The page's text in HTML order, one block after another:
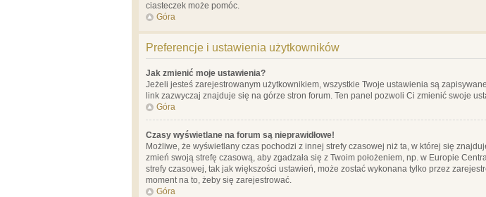
ciasteczek może pomóc.
Góra
Preferencje i ustawienia użytkowników
Jak zmienić moje ustawienia?
Jeżeli jesteś zarejestrowanym użytkownikiem, wszystkie Twoje ustawienia są
link zazwyczaj znajduje się na górze stron forum. Ten panel pozwoli Ci zmienić swoje
Góra
Czasy wyświetlane na forum są nieprawidłowe!
Możliwe, że wyświetlany czas pochodzi z innej strefy czasowej niż ta, w której się
zmień swoją strefę czasową, aby zgadzała się z Twoim położeniem, np. w Europie
strefy czasowej, tak jak większości ustawień, może zostać wykonana tylko przez
moment na to, żeby się zarejestrować.
Góra